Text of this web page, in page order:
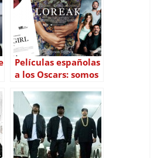
Películas españolas
a los Oscars: somos